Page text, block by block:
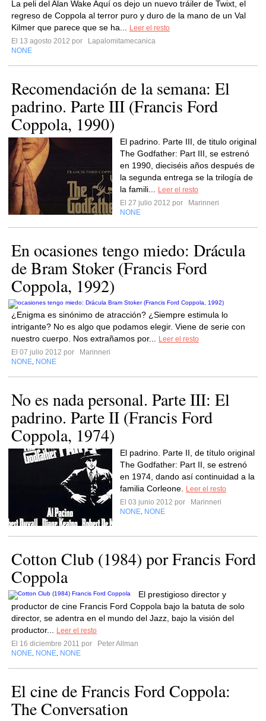
La peli del Alan Wake Aquí os dejo un nuevo tráiler de Twixt, el
regreso de Coppola al terror puro y duro de la mano de un Val
Kilmer que parece que se ha...
Leer el resto
El 13 agosto 2012 por
Lapalomitamecanica
NONE
Recomendación de la semana: El
padrino. Parte III (Francis Ford
Coppola, 1990)
El padrino. Parte III, de titulo original
The Godfather: Part III, se estrenó
en 1990, dieciséis años después de
la segunda entrega se la trilogía de
la famili...
Leer el resto
El 27 julio 2012 por
Marinneri
NONE
En ocasiones tengo miedo: Drácula
de Bram Stoker (Francis Ford
Coppola, 1992)
¿Enigma es sinónimo de atracción? ¿Siempre estimula lo
intrigante? No es algo que podamos elegir. Viene de serie con
nuestro cuerpo. Nos extrañamos por...
Leer el resto
El 07 julio 2012 por
Marinneri
NONE NONE
No es nada personal. Parte III: El
padrino. Parte II (Francis Ford
Coppola, 1974)
El padrino. Parte II, de título original
The Godfather: Part II, se estrenó
en 1974, dando así continuidad a la
familia Corleone.
Leer el resto
El 03 junio 2012 por
Marinneri
NONE NONE
Cotton Club (1984) por Francis Ford
Coppola
El prestigioso director y
productor de cine Francis Ford Coppola bajo la batuta de solo
director, se adentra en el mundo del Jazz, bajo la visión del
productor...
Leer el resto
El 16 diciembre 2011 por
Peter Allman
NONE NONE NONE
El cine de Francis Ford Coppola:
The Conversation